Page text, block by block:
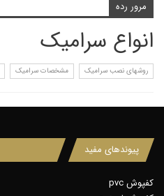
مرور رده
انواع سرامیک
روشهای نصب سرامیک مشخصات سرامیک
پیوندهای مفید
کفپوش pvc